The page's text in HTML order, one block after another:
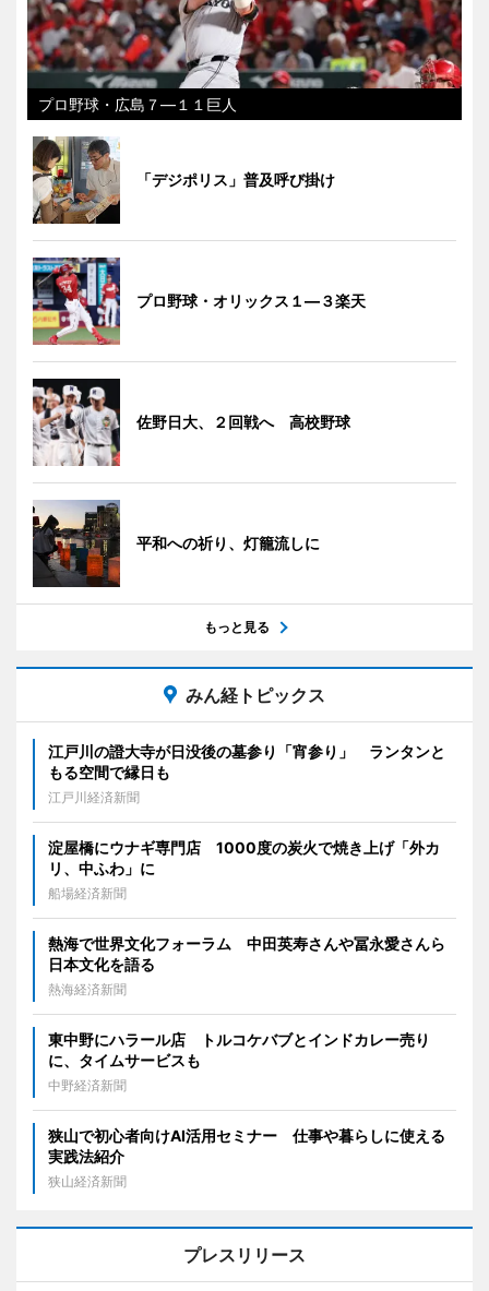
プロ野球・広島７―１１巨人
「デジポリス」普及呼び掛け
プロ野球・オリックス１―３楽天
佐野日大、２回戦へ 高校野球
平和への祈り、灯籠流しに
もっと見る
みん経トピックス
江戸川の證大寺が日没後の墓参り「宵参り」 ランタンと
もる空間で縁日も
江戸川経済新聞
淀屋橋にウナギ専門店 1000度の炭火で焼き上げ「外カ
リ、中ふわ」に
船場経済新聞
熱海で世界文化フォーラム 中田英寿さんや冨永愛さんら
日本文化を語る
熱海経済新聞
東中野にハラール店 トルコケバブとインドカレー売り
に、タイムサービスも
中野経済新聞
狭山で初心者向けAI活用セミナー 仕事や暮らしに使える
実践法紹介
狭山経済新聞
プレスリリース